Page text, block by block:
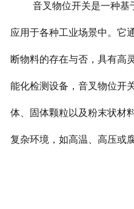
音叉物位开关是一种基
应用于各种工业场景中。它
断物料的存在与否，具有高
能化检测设备，音叉物位开
体、固体颗粒以及粉末状材
复杂环境，如高温、高压或